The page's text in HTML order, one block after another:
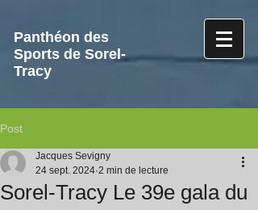
Panthéon des
Sports de Sorel-
Tracy
Post
Sorel-Tracy Le 39e gala du
Jacques Sevigny
24 sept. 2024 2 min de lecture